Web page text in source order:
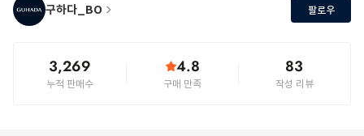
구하다_BO 팔로우
3,269
누적 판매수
4.8
구매 만족
83
작성 리뷰